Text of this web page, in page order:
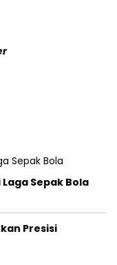
Sepak Bola
Presisi